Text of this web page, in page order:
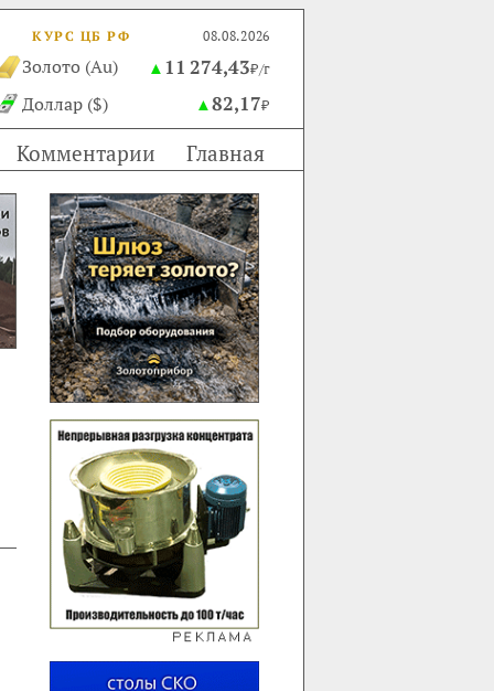
КУРС ЦБ РФ 08.08.2026
Золото (Au) ▲ 11 274,43₽/г
Доллар ($) ▲82,17₽
Комментарии Главная